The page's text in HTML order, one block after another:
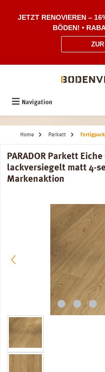
JETZT RENOVIEREN –
BÖDEN! •
Navigation
Home Parkett
PARADOR Parkett
lackversiegelt matt 4-
Markenaktion
Bildergalerie überspringen